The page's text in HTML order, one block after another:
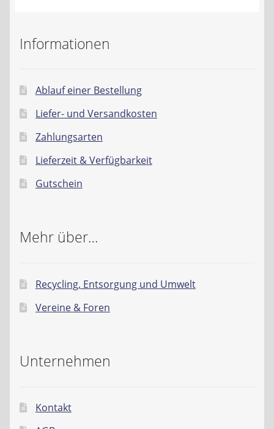
AGB
Datenschutzerklärung
Impressum
Informationen
Ablauf einer Bestellung
Liefer- und Versandkosten
Zahlungsarten
Lieferzeit & Verfügbarkeit
Gutschein
Mehr über…
Recycling, Entsorgung und Umwelt
Vereine & Foren
Unternehmen
Kontakt